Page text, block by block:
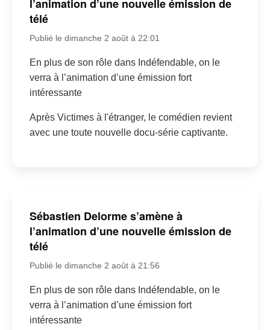
l’animation d’une nouvelle émission de
télé
Publié le dimanche 2 août à 22:01
En plus de son rôle dans Indéfendable, on le
verra à l’animation d’une émission fort
intéressante
Après Victimes à l'étranger, le comédien revient
avec une toute nouvelle docu-série captivante.
Sébastien Delorme s’amène à
l’animation d’une nouvelle émission de
télé
Publié le dimanche 2 août à 21:56
En plus de son rôle dans Indéfendable, on le
verra à l’animation d’une émission fort
intéressante